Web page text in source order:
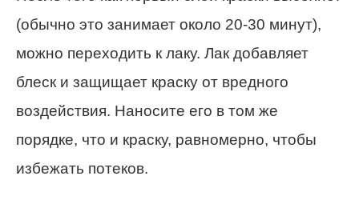
(обычно это занимает около 20-30 минут),
можно переходить к лаку. Лак добавляет
блеск и защищает краску от вредного
воздействия. Наносите его в том же
порядке, что и краску, равномерно, чтобы
избежать потеков.